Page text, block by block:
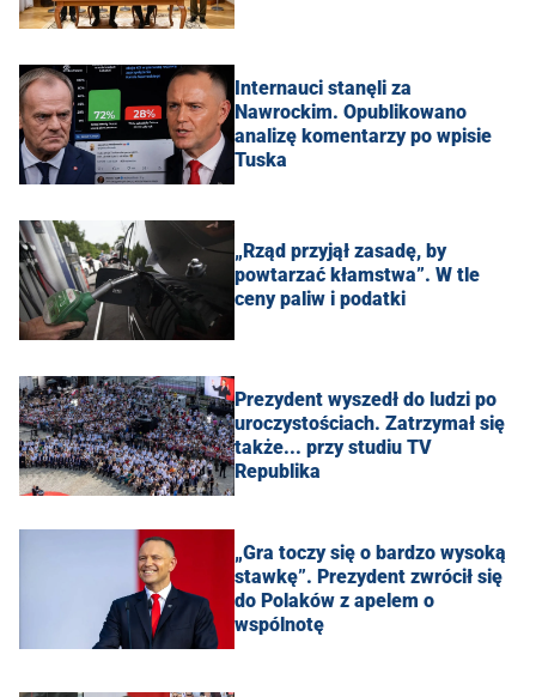
Internauci stanęli za
Nawrockim. Opublikowano
analizę komentarzy po wpisie
Tuska
„Rząd przyjął zasadę, by
powtarzać kłamstwa”. W tle
ceny paliw i podatki
Prezydent wyszedł do ludzi po
uroczystościach. Zatrzymał się
także... przy studiu TV
Republika
„Gra toczy się o bardzo wysoką
stawkę”. Prezydent zwrócił się
do Polaków z apelem o
wspólnotę